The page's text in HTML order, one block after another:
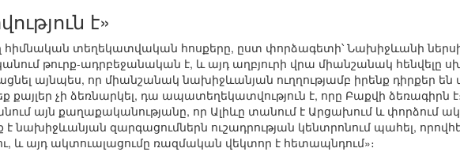
է»
տեղեկատվական հոսքերը, ըստ փորձագետի՝ Նախիջևանի
թուրք-ադրբեջանական է, և այդ աղբյուրի վրա միանշանակ հենվելը
այնպես, որ միանշանակ նախիջևանյան ուղղությամբ իրենք դիրքեր
քայլեր չի ձեռնարկել, դա ապատեղեկատվություն է, որը Բաքվի ձեռագիրն
այն քաղաքականությանը, որ Ալիևը տանում է Արցախում և փորձում
նախիջևանյան զարգացումներն ուշադրության կենտրոնում պահել,
և այդ ակտուալացումը ռազմական վեկտոր է հետապնդում»։